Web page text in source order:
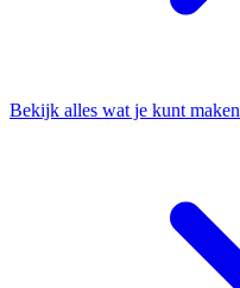
Bekijk alles wat je kunt maken